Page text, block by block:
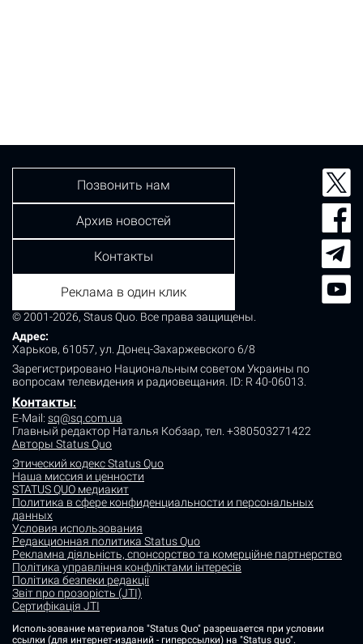
© 2001-2026, Staus Quo. Все права защищены.
Адрес:
Харьков, 61057, ул. Донец-Захаржевского 6/8
Зарегистрировано Национальным советом Украины по
вопросам телевидения и радиовещания. ID: R 40-06013.
Контакты:
E-Mail: sq@sq.com.ua
Главный редактор Наталья Кобзар, тел. +380503271422
Авторы Status Quo
Этический кодекс Status Quo
Наша миссия и ценности
STATUS QUO медиакит
Политика в сфере конфиденциальности и персональных
данных
Условия использования
Редакционная политика Status Quo
Рекламна діяльність, спонсорство та комерційне партнерство
Політика управління конфліктами інтересів
Політика безпеки редакції
Звіт про прозорість (JTI)
Сертифікація JTI
Позвонить нам
Архив новостей
Контакты
Реклама в один клик
Использование материалов "Status Quo" разрешается при условии
ссылки (для интернет-изданий - гиперссылки) на "Status quo".